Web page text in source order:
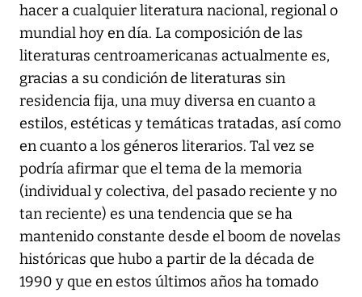
hacer a cualquier literatura nacional, regional o
mundial hoy en día. La composición de las
literaturas centroamericanas actualmente es,
gracias a su condición de literaturas sin
residencia fija, una muy diversa en cuanto a
estilos, estéticas y temáticas tratadas, así como
en cuanto a los géneros literarios. Tal vez se
podría afirmar que el tema de la memoria
(individual y colectiva, del pasado reciente y no
tan reciente) es una tendencia que se ha
mantenido constante desde el boom de novelas
históricas que hubo a partir de la década de
1990 y que en estos últimos años ha tomado